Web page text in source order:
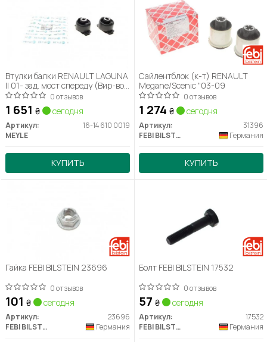
Втулки балки RENAULT LAGUNA
II 01- зад. мост спереду (Вир-во
MEYLE) 16-14 610 0019
0 отзывов
1 651 ₴ сегодня
Артикул:
16-14 610 0019
MEYLE
КУПИТЬ
Сайлентблок (к-т) RENAULT
Megane/Scenic "03-09
0 отзывов
1 274 ₴ сегодня
Артикул:
31396
FEBI BILSTEIN
Германия
КУПИТЬ
Гайка FEBI BILSTEIN 23696
0 отзывов
101 ₴ сегодня
Артикул:
23696
FEBI BILSTEIN
Германия
Болт FEBI BILSTEIN 17532
0 отзывов
57 ₴ сегодня
Артикул:
17532
FEBI BILSTEIN
Германия